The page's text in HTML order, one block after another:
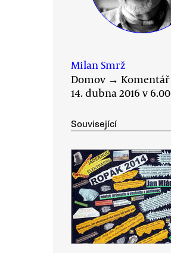
Milan Smrž
Domov → Komentář
14. dubna 2016 v 6.00
Související